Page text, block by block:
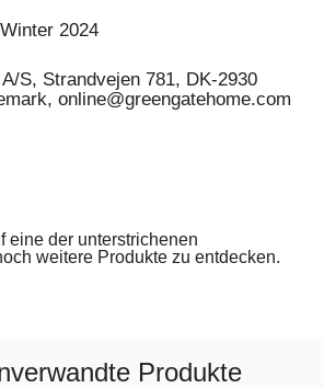
2024
S, Strandvejen 781, DK-2930
online@greengatehome.com
eine der unterstrichenen
weitere Produkte zu entdecken.
Produkte